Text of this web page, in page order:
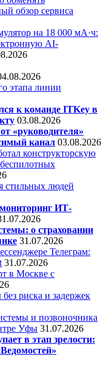
обзор сервиса
на 18 000 мА·ч:
AI-
этапа линии
к команде ITKey в
03.08.2026
«руководителя»
канал 03.08.2026
конструкторскую
стильных людей
ИТ-
о страховании
31.07.2026
Телеграм:
31.07.2026
в Москве с
риска и задержек
и позвоночника
Уфы 31.07.2026
в этап зрелости: